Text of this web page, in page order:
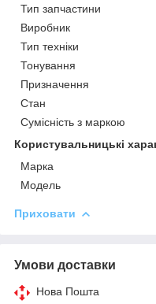
Тип запчастини
Виробник
Тип техніки
Тонування
Призначення
Стан
Сумісність з маркою
Користувальницькі
Марка
Модель
Приховати
Умови доставки
Нова Пошта